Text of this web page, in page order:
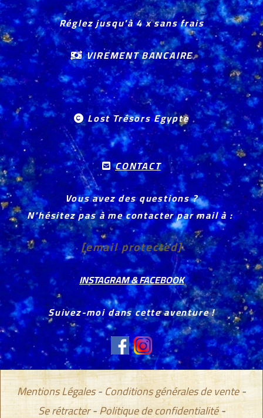
Réglez jusqu'à 4 x sans frais
VIREMENT BANCAIRE
 Lost Trésors Egypte
 CONTACT
Vous avez des questions ?
N'hésitez pas à me contacter par mail à :
[email protected]
INSTAGRAM & FACEBOOK
Suivez-moi dans cette aventure !
Mentions Légales Conditions générales de vente
Se rétracter Politique de confidentialité